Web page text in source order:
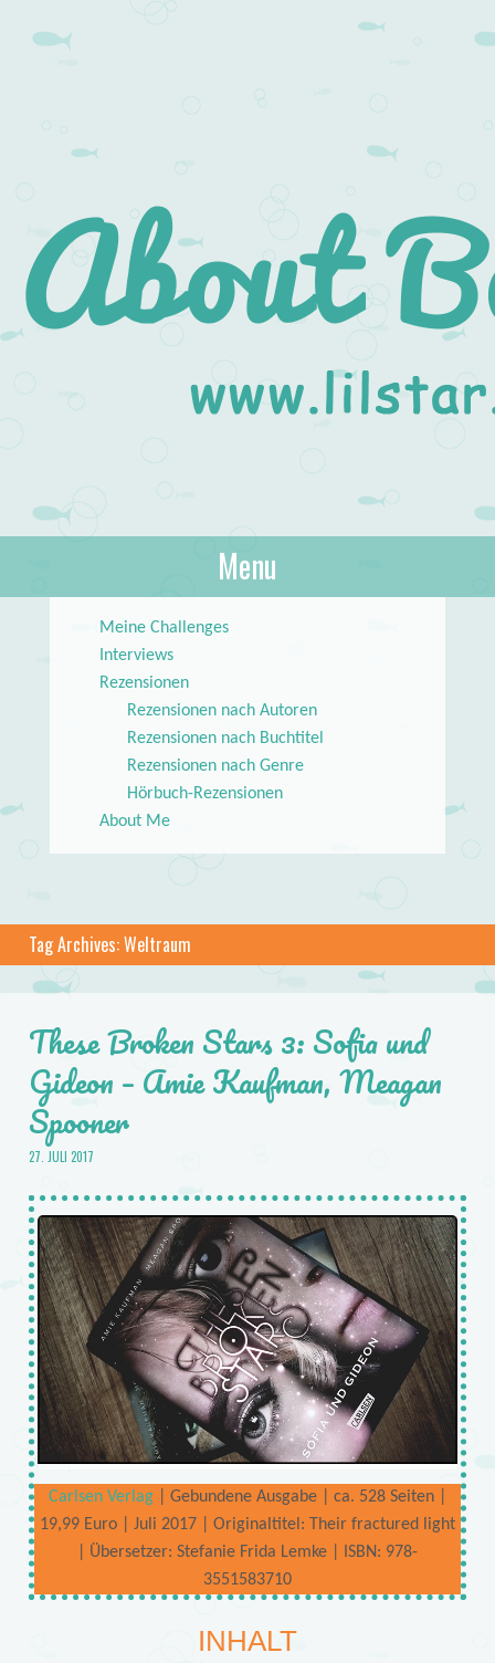
About Books
lilstar.de
Menu
Meine Challenges
Interviews
Rezensionen
Rezensionen nach Autoren
Rezensionen nach Buchtitel
Rezensionen nach Genre
Hörbuch-Rezensionen
About Me
Tag Archives:Weltraum
These Broken Stars 3: Sofia und
Gideon – Amie Kaufman, Meagan
Spooner
27. JULI 2017
Carlsen Verlag | Gebundene Ausgabe | ca. 528 Seiten |
19,99 Euro | Juli 2017 | Originaltitel: Their fractured light
| Übersetzer: Stefanie Frida Lemke | ISBN: 978-
3551583710
INHALT